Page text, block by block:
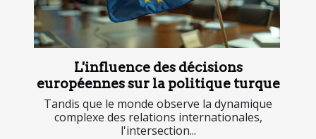
L'influence des décisions
européennes sur la politique turque
Tandis que le monde observe la dynamique
complexe des relations internationales,
l'intersection...